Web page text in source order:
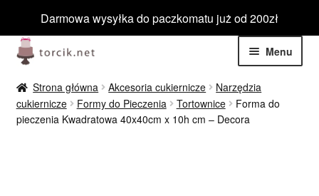
Darmowa wysyłka do paczkomatu już od 200zł
Przejdź
do
nawigacji
Przejdź
do
treści
Menu
Jadalne
menu
Niejadalne
Strona główna Akcesoria cukiernicze
Narzędzia
cukiernicze
Formy do Pieczenia Tortownice
Forma do
pieczenia Kwadratowa 40x40cm x 10h cm – Decora